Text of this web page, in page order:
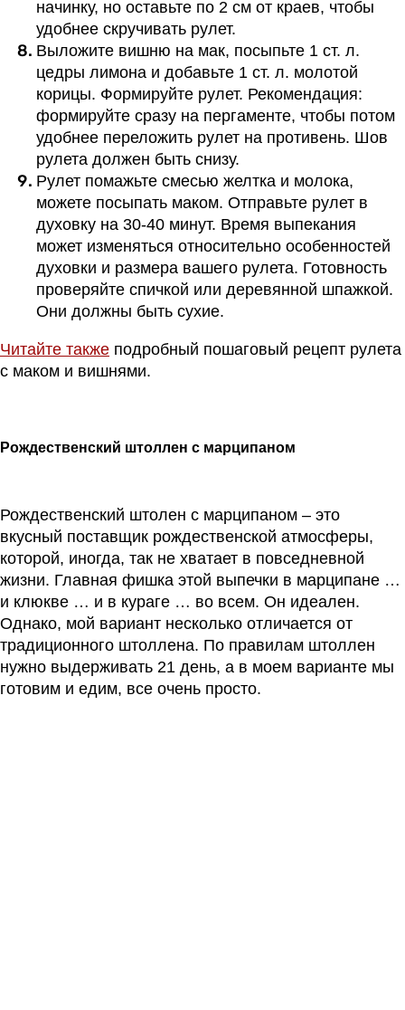
начинку, но оставьте по 2 см от краев, чтобы
удобнее скручивать рулет.
Выложите вишню на мак, посыпьте 1 ст. л.
цедры лимона и добавьте 1 ст. л. молотой
корицы. Формируйте рулет. Рекомендация:
формируйте сразу на пергаменте, чтобы потом
удобнее переложить рулет на противень. Шов
рулета должен быть снизу.
Рулет помажьте смесью желтка и молока,
можете посыпать маком. Отправьте рулет в
духовку на 30-40 минут. Время выпекания
может изменяться относительно особенностей
духовки и размера вашего рулета. Готовность
проверяйте спичкой или деревянной шпажкой.
Они должны быть сухие.
Читайте также подробный пошаговый рецепт рулета
с маком и вишнями.
Рождественский штоллен с марципаном
Рождественский штолен с марципаном – это
вкусный поставщик рождественской атмосферы,
которой, иногда, так не хватает в повседневной
жизни. Главная фишка этой выпечки в марципане …
и клюкве … и в кураге … во всем. Он идеален.
Однако, мой вариант несколько отличается от
традиционного штоллена. По правилам штоллен
нужно выдерживать 21 день, а в моем варианте мы
готовим и едим, все очень просто.